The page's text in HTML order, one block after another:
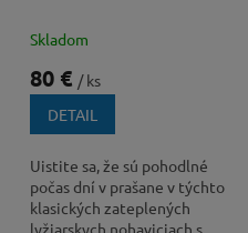
Skladom
80 € / ks
DETAIL
Uistite sa, že sú pohodlné
počas dní v prašane v týchto
klasických zateplených
lyžiarskych nohaviciach s